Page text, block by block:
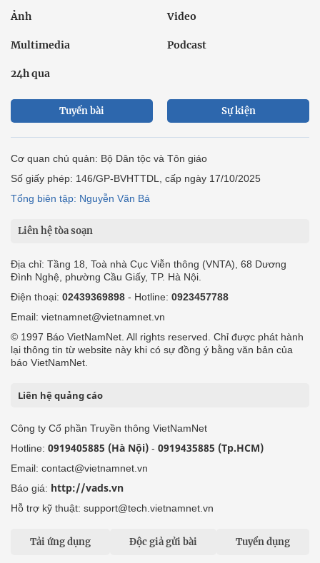
Ảnh Video
Multimedia Podcast
24h qua
Tuyến bài Sự kiện
Cơ quan chủ quản: Bộ Dân tộc và Tôn giáo
Số giấy phép: 146/GP-BVHTTDL, cấp ngày 17/10/2025
Tổng biên tập: Nguyễn Văn Bá
Liên hệ tòa soạn
Địa chỉ: Tầng 18, Toà nhà Cục Viễn thông (VNTA), 68 Dương
Đình Nghệ, phường Cầu Giấy, TP. Hà Nội.
Điện thoại: 02439369898 - Hotline: 0923457788
Email: vietnamnet@vietnamnet.vn
© 1997 Báo VietNamNet. All rights reserved. Chỉ được phát hành
lại thông tin từ website này khi có sự đồng ý bằng văn bản của
báo VietNamNet.
Liên hệ quảng cáo
Công ty Cổ phần Truyền thông VietNamNet
Hotline: 0919405885 (Hà Nội) - 0919435885 (Tp.HCM)
Email: contact@vietnamnet.vn
Báo giá: http://vads.vn
Hỗ trợ kỹ thuật: support@tech.vietnamnet.vn
Tải ứng dụng Độc giả gửi bài Tuyển dụng